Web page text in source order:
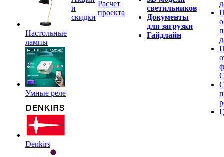
Настольные
лампы
Умные реле
Denkirs
и
скидки
Расчет
проекта
светильников
Документы
для загрузки
Гайдлайн